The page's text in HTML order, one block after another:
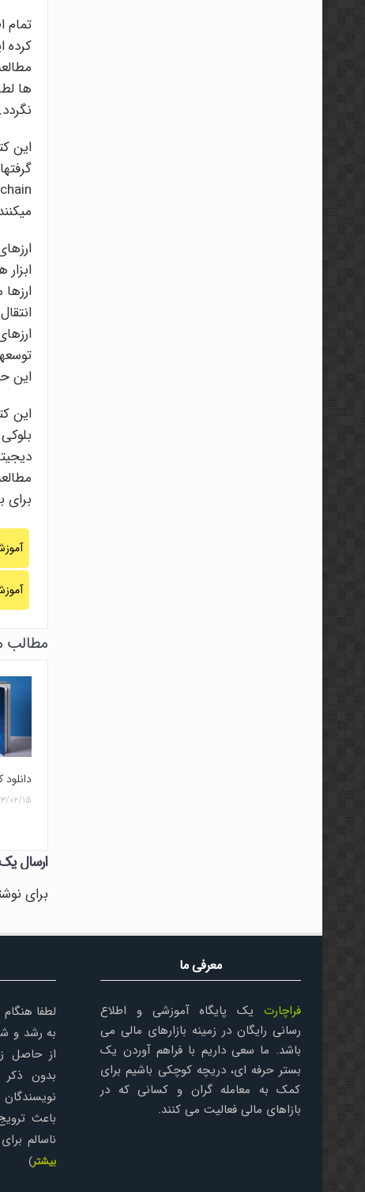
تمام
کرده
ها
نگردد.
این
این
این
برای
مطالب
۱۴۰۳/
ارسال
برای
معرفی ما
فراچارت یک پایگاه آموزشی و اطلاع
رسانی رایگان در زمینه بازارهای مالی می
باشد. ما سعی داریم با فراهم آوردن یک
بستر حرفه ای، دریچه کوچکی باشیم برای
کمک به معامله گران و کسانی که در
بازاهای مالی فعالیت می کنند.
لطفا
به رشد و
از حاصل
بدون
باعث
ناسالم
بیشتر)